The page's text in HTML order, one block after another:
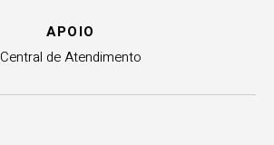
APOIO
Central de Atendimento